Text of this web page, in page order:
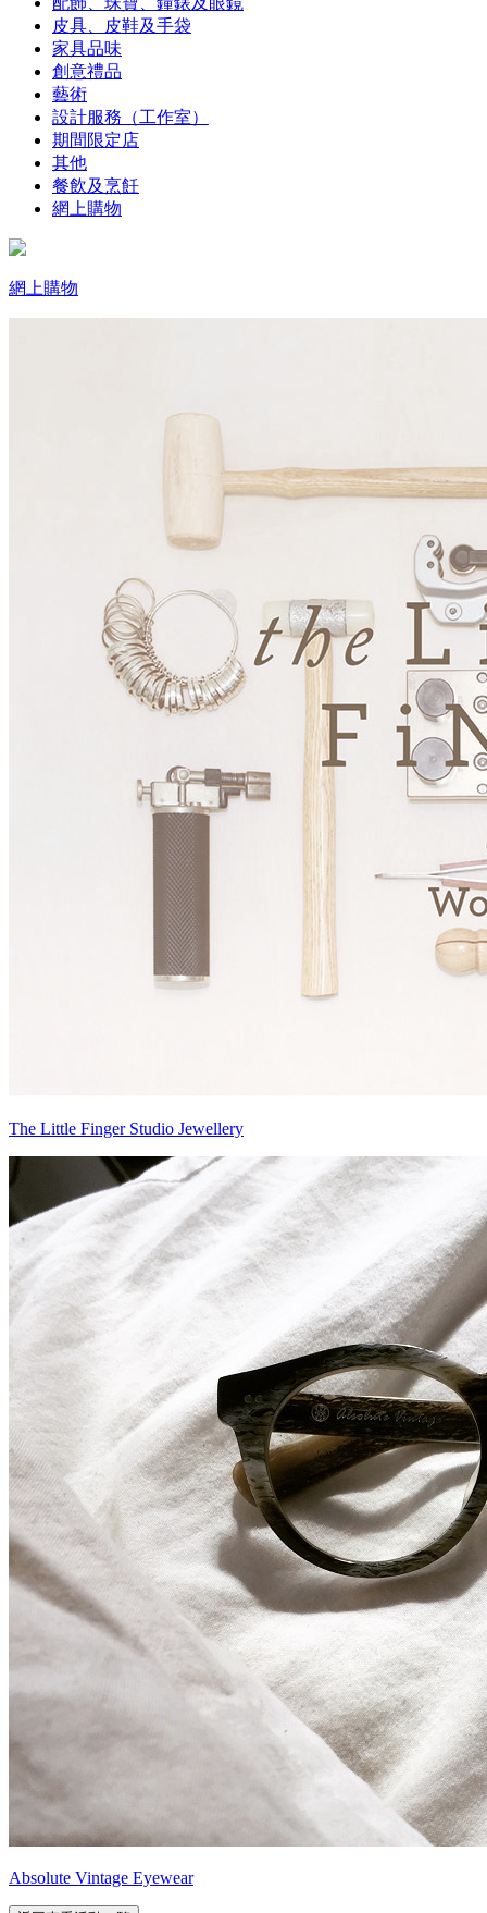
皮具、皮鞋及手袋
家具品味
創意禮品
藝術
設計服務（工作室）
期間限定店
其他
餐飲及烹飪
網上購物
網上購物
The Little Finger Studio Jewellery
Absolute Vintage Eyewear